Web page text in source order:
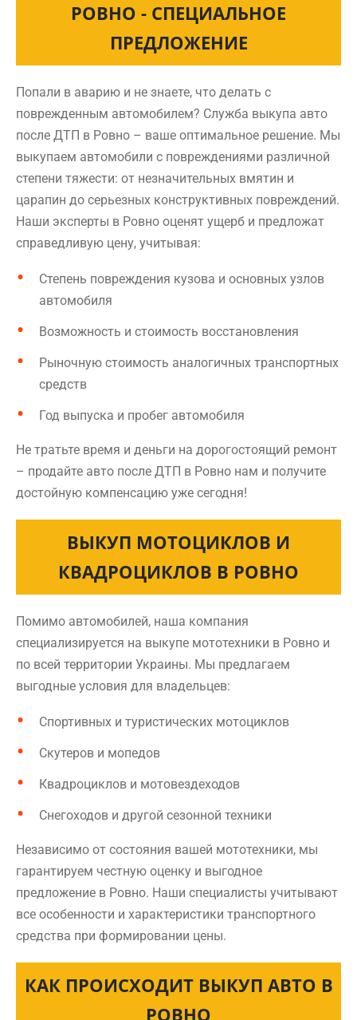
РОВНО - СПЕЦИАЛЬНОЕ
ПРЕДЛОЖЕНИЕ
Попали в аварию и не знаете, что делать с
поврежденным автомобилем? Служба выкупа авто
после ДТП в Ровно – ваше оптимальное решение. Мы
выкупаем автомобили с повреждениями различной
степени тяжести: от незначительных вмятин и
царапин до серьезных конструктивных повреждений.
Наши эксперты в Ровно оценят ущерб и предложат
справедливую цену, учитывая:
Степень повреждения кузова и основных узлов
автомобиля
Возможность и стоимость восстановления
Рыночную стоимость аналогичных транспортных
средств
Год выпуска и пробег автомобиля
Не тратьте время и деньги на дорогостоящий ремонт
– продайте авто после ДТП в Ровно нам и получите
достойную компенсацию уже сегодня!
ВЫКУП МОТОЦИКЛОВ И
КВАДРОЦИКЛОВ В РОВНО
Помимо автомобилей, наша компания
специализируется на выкупе мототехники в Ровно и
по всей территории Украины. Мы предлагаем
выгодные условия для владельцев:
Спортивных и туристических мотоциклов
Скутеров и мопедов
Квадроциклов и мотовездеходов
Снегоходов и другой сезонной техники
Независимо от состояния вашей мототехники, мы
гарантируем честную оценку и выгодное
предложение в Ровно. Наши специалисты учитывают
все особенности и характеристики транспортного
средства при формировании цены.
КАК ПРОИСХОДИТ ВЫКУП АВТО В
РОВНО